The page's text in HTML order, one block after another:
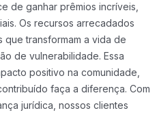
de ganhar prêmios incríveis,
Os recursos arrecadados
transformam a vida de
de vulnerabilidade. Essa
positivo na comunidade,
faça a diferença. Com
jurídica, nossos clientes